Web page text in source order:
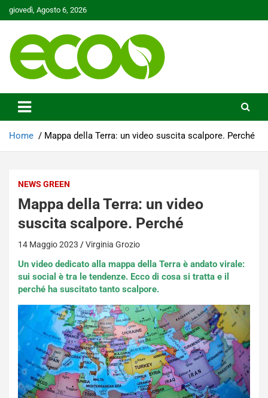
Skip
to
giovedì, Agosto 6, 2026
Ecoo.it
Home Mappa della Terra: un video suscita scalpore. Perché
NEWS GREEN
Mappa della Terra: un video
suscita scalpore. Perché
14 Maggio 2023 Virginia Grozio
Un video dedicato alla mappa della Terra è andato virale:
sui social è tra le tendenze. Ecco di cosa si tratta e il
perché ha suscitato tanto scalpore.